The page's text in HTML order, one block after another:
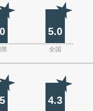
5.0
全国
4.3